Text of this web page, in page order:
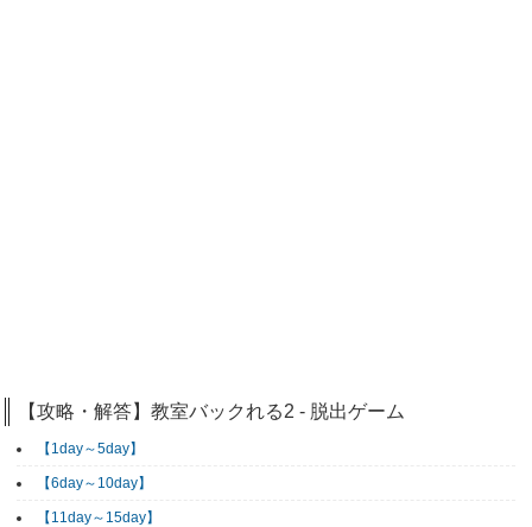
【攻略・解答】教室バックれる2 - 脱出ゲーム
【1day～5day】
【6day～10day】
【11day～15day】